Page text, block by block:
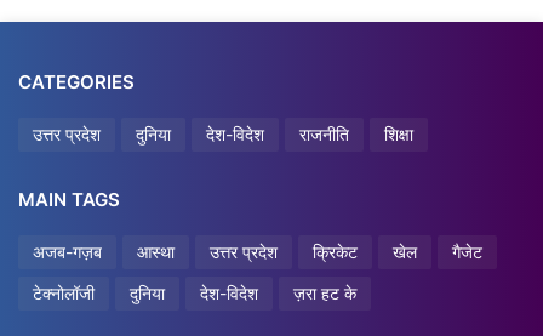
CATEGORIES
उत्तर प्रदेश दुनिया देश-विदेश राजनीति शिक्षा
MAIN TAGS
अजब-गज़ब आस्था उत्तर प्रदेश क्रिकेट खेल
गैजेट
टेक्नोलॉजी
दुनिया देश-विदेश ज़रा हट के